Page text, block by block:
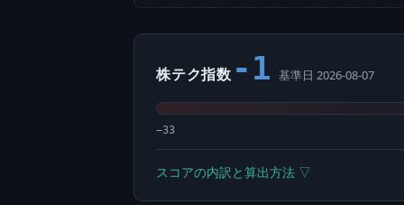
株テク指数 -1 基準日 2026-08-07
−33
スコアの内訳と算出方法 ▽